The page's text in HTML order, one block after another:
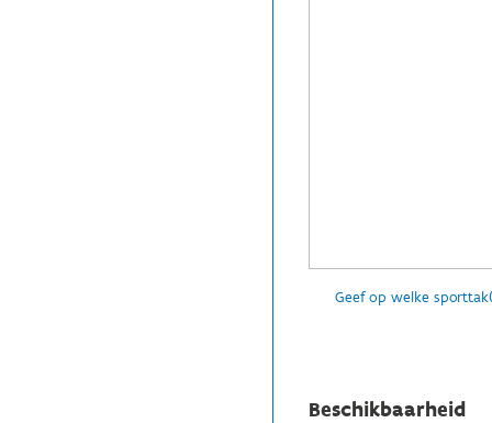
Geef op welke
Beschikbaarheid